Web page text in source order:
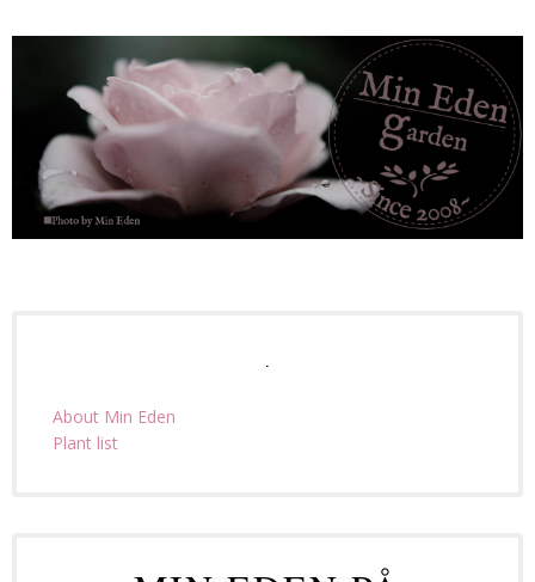
About Min Eden
Plant list